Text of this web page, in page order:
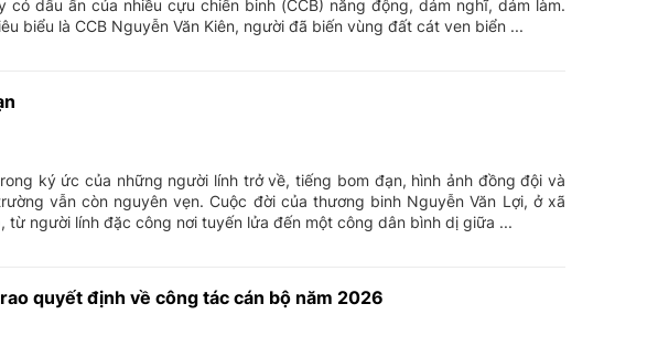
có dấu ấn của nhiều cựu chiến binh (CCB) năng động, dám nghĩ, dám làm.
biểu là CCB Nguyễn Văn Kiên, người đã biến vùng đất cát ven biển ...
ký ức của những người lính trở về, tiếng bom đạn, hình ảnh đồng đội và
vẫn còn nguyên vẹn. Cuộc đời của thương binh Nguyễn Văn Lợi, ở xã
từ người lính đặc công nơi tuyến lửa đến một công dân bình dị giữa ...
quyết định về công tác cán bộ năm 2026